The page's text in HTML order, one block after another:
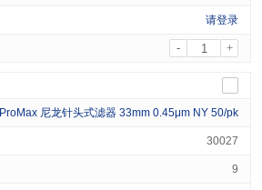
请登录
- +
ProMax 尼龙针头式滤器 33mm 0.45μm NY 50/pk
30027
9